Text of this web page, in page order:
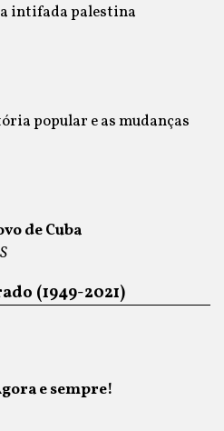
intifada palestina
popular e as mudanças
de Cuba
(1949-2021)
e sempre!